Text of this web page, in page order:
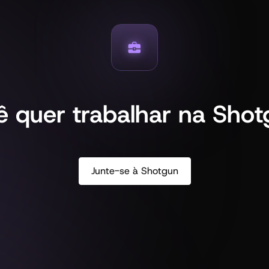
quer trabalhar na
Junte-se à Shotgun